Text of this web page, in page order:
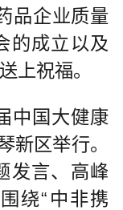
品企业质量
的成立以及
上祝福。
国大健康
新区举行。
发言、高峰
绕“中非携